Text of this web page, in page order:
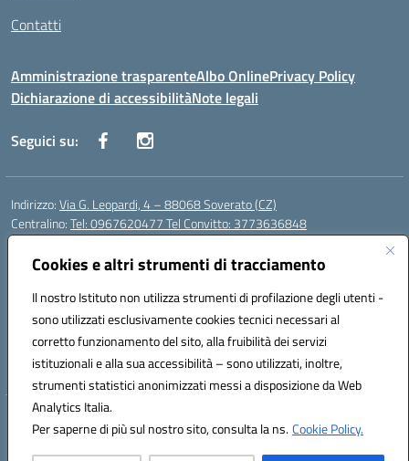
Cookies e altri strumenti di tracciamento
Il nostro Istituto non utilizza strumenti di profilazione degli utenti -
sono utilizzati esclusivamente cookies tecnici necessari al
corretto funzionamento del sito, alla fruibilità dei servizi
istituzionali e alla sua accessibilità – sono utilizzati, inoltre,
strumenti statistici anonimizzati messi a disposizione da Web
Analytics Italia.
Per saperne di più sul nostro sito, consulta la ns.Cookie Policy.
Contatti
Amministrazione trasparenteAlbo OnlinePrivacy Policy
Dichiarazione di accessibilitàNote legali
Seguici su:
Indirizzo:Via G. Leopardi, 4 – 88068 Soverato (CZ)
Centralino:Tel: 0967620477 Tel Convitto: 3773636848
Email:
Posta elettronica certificata (PEC):czrh04000q@pec.istruzione.it
Codice fiscale: 84000690796
Codice meccanografico:CZRH04000Q
Codice Indice delle Pubbliche Amministrazioni (IPA): istsc_czrh04000q
Codice unico di fatturazione (CUF): UF9M13
Hosting & Powered by 3D Solution S.r.l.
Concept & Design by Designers Italia